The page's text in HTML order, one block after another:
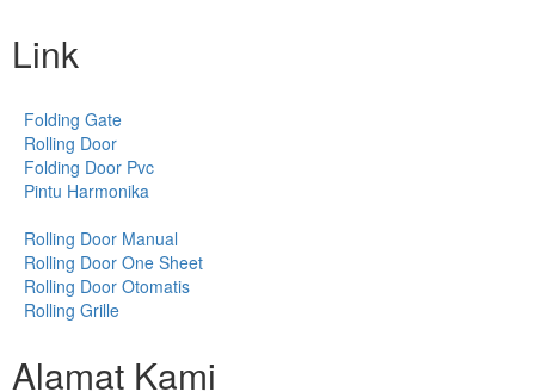
Link
Folding Gate
Rolling Door
Folding Door Pvc
Pintu Harmonika
Rolling Door Manual
Rolling Door One Sheet
Rolling Door Otomatis
Rolling Grille
Alamat Kami